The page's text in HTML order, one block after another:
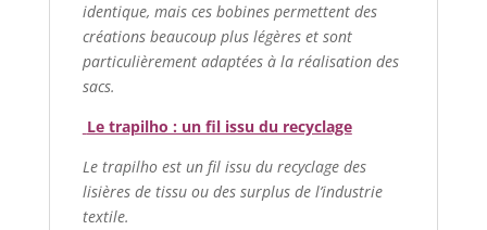
identique, mais ces bobines permettent des
créations beaucoup plus légères et sont
particulièrement adaptées à la réalisation des
sacs.
Le trapilho : un fil issu du recyclage
Le trapilho est un fil issu du recyclage des
lisières de tissu ou des surplus de l’industrie
textile.